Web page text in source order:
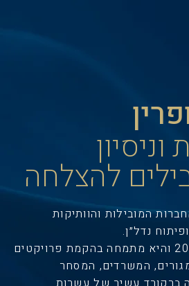
להצלחה
המובילות והוותיקות
נדל״ן.
הקבוצה הוקמה ב- 2009 והיא מתמחה בהקמת פרויקטים
המשרדים, המסחר